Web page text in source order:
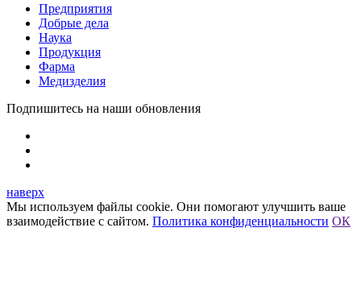
Предприятия
Добрые дела
Наука
Продукция
Фарма
Медизделия
Подпишитесь на наши обновления
наверх
Мы используем файлы cookie. Они помогают улучшить ваше
взаимодействие с сайтом. Политика конфиденциальности ОК